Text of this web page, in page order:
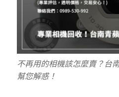
不再用的相機該怎麼賣？台
幫您解惑！